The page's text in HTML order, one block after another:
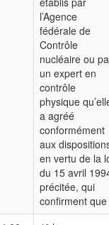
l’Agence
fédérale de
Contrôle
nucléaire ou
un expert en
contrôle
physique
a agréé
conformément
aux
en vertu de la
du 15 avril
précitée, qui
confirment